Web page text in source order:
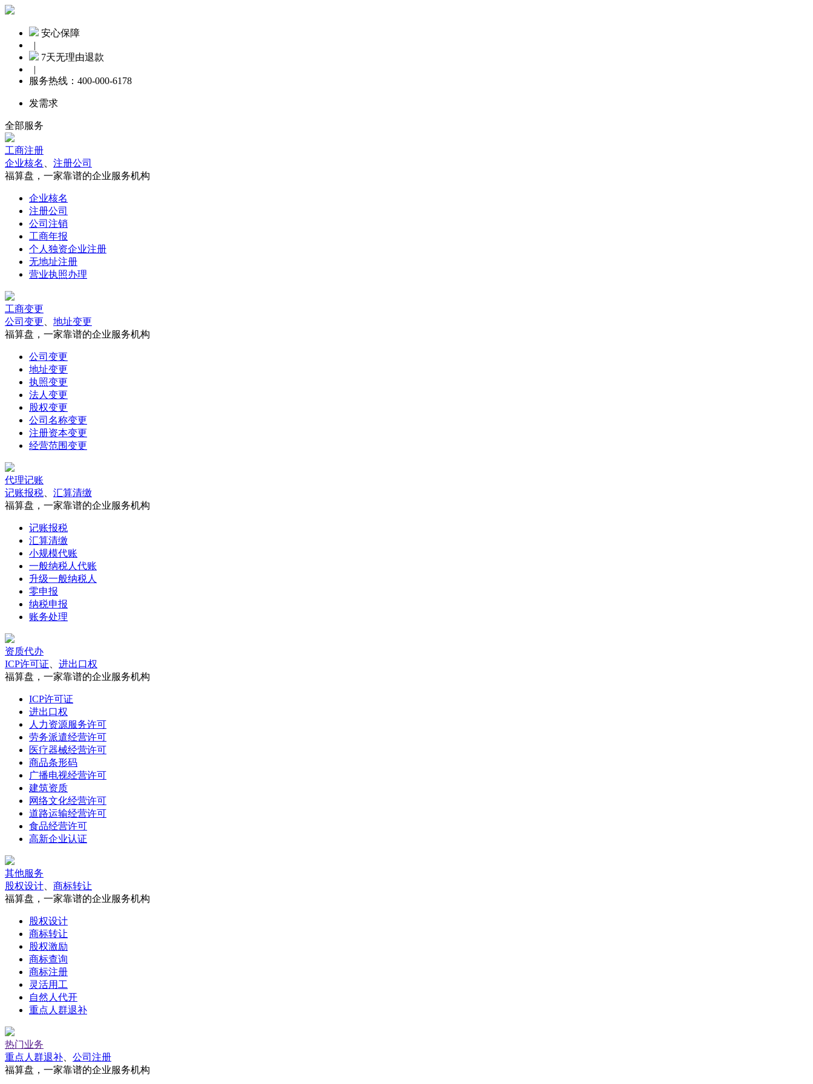
安心保障
|
7天无理由退款
|
服务热线： 400-000-6178
发需求
全部服务
工商注册
企业核名
注册公司
福算盘，一家靠谱的企业服务机构
企业核名
注册公司
公司注销
工商年报
个人独资企业注册
无地址注册
营业执照办理
工商变更
公司变更
地址变更
福算盘，一家靠谱的企业服务机构
公司变更
地址变更
执照变更
法人变更
股权变更
公司名称变更
注册资本变更
经营范围变更
代理记账
记账报税
汇算清缴
福算盘，一家靠谱的企业服务机构
记账报税
汇算清缴
小规模代账
一般纳税人代账
升级一般纳税人
零申报
纳税申报
账务处理
资质代办
ICP许可证
进出口权
福算盘，一家靠谱的企业服务机构
ICP许可证
进出口权
人力资源服务许可
劳务派遣经营许可
医疗器械经营许可
商品条形码
广播电视经营许可
建筑资质
网络文化经营许可
道路运输经营许可
食品经营许可
高新企业认证
其他服务
股权设计
商标转让
福算盘，一家靠谱的企业服务机构
股权设计
商标转让
股权激励
商标查询
商标注册
灵活用工
自然人代开
重点人群退补
热门业务
重点人群退补
公司注册
福算盘，一家靠谱的企业服务机构